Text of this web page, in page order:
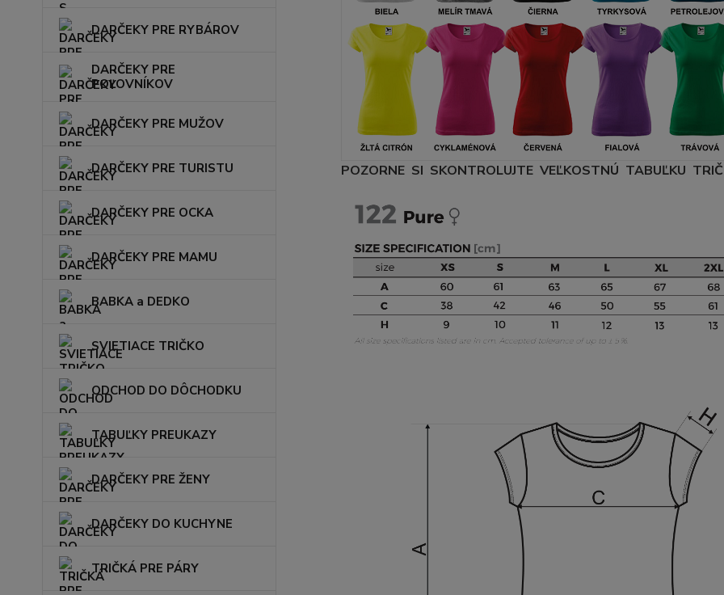
DARČEKY PRE RYBÁROV
DARČEKY PRE
POĽOVNÍKOV
DARČEKY PRE MUŽOV
DARČEKY PRE TURISTU
DARČEKY PRE OCKA
DARČEKY PRE MAMU
BABKA a DEDKO
SVIETIACE TRIČKO
ODCHOD DO DÔCHODKU
TABUĽKY PREUKAZY
DARČEKY PRE ŽENY
DARČEKY DO KUCHYNE
TRIČKÁ PRE PÁRY
POZORNE SI SKONTROLUJTE VEĽKOSTNÚ TABUĽKU